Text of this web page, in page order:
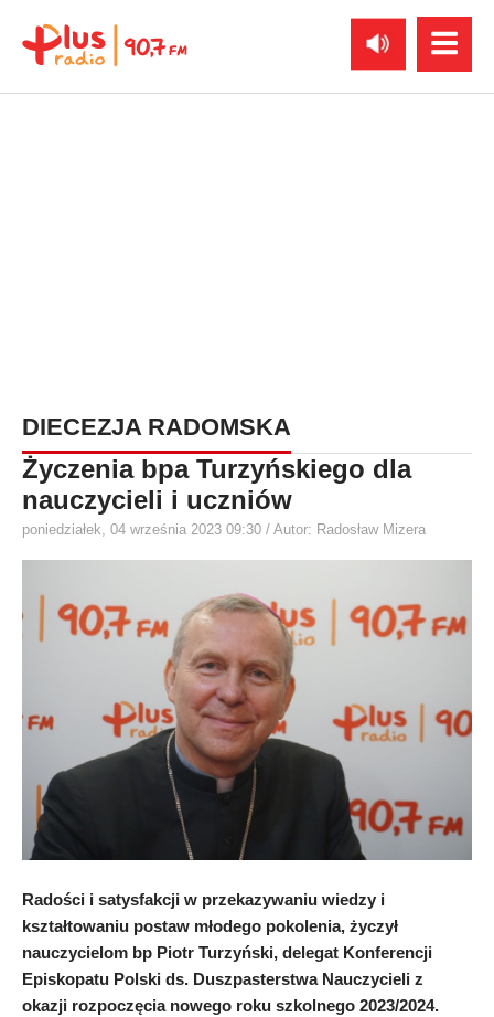
DIECEZJA RADOMSKA
Życzenia bpa Turzyńskiego dla
nauczycieli i uczniów
poniedziałek, 04 września 2023 09:30 / Autor: Radosław Mizera
Radości i satysfakcji w przekazywaniu wiedzy i
kształtowaniu postaw młodego pokolenia, życzył
nauczycielom bp Piotr Turzyński, delegat Konferencji
Episkopatu Polski ds. Duszpasterstwa Nauczycieli z
okazji rozpoczęcia nowego roku szkolnego 2023/2024.